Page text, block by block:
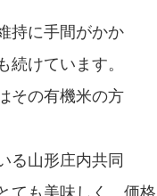
持に手間がかか
続けています。
その有機米の方
る山形庄内共同